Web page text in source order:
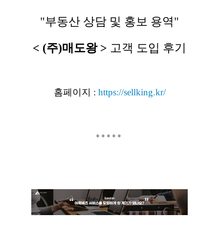
"부동산 상담 및 홍보 용역"
< (주)매도왕 > 고객 도입 후기
홈페이지 : https://sellking.kr/
● ● ● ● ●